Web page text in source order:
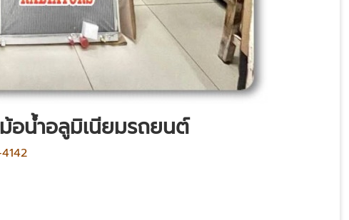
อน้ำอลูมิเนียมรถยนต์